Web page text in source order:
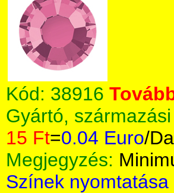
Kód: 38916
Gyártó,
15 Ft=0.04 Euro/
Megjegyzés:
Színek nyomtatása